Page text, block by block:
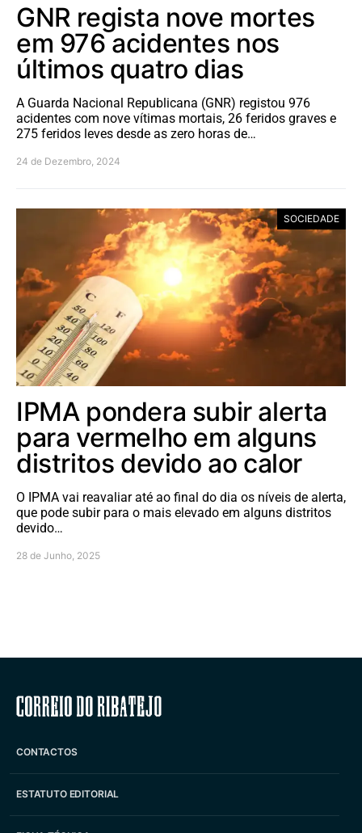
GNR regista nove mortes
em 976 acidentes nos
últimos quatro dias
A Guarda Nacional Republicana (GNR) registou 976
acidentes com nove vítimas mortais, 26 feridos graves e
275 feridos leves desde as zero horas de…
24 de Dezembro, 2024
SOCIEDADE
IPMA pondera subir alerta
para vermelho em alguns
distritos devido ao calor
O IPMA vai reavaliar até ao final do dia os níveis de alerta,
que pode subir para o mais elevado em alguns distritos
devido…
28 de Junho, 2025
Correio do Ribatejo
CONTACTOS
ESTATUTO EDITORIAL